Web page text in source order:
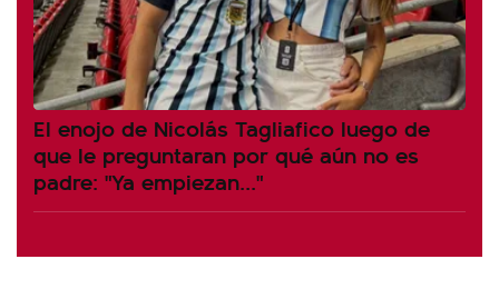
El enojo de Nicolás Tagliafico luego de
que le preguntaran por qué aún no es
padre: "Ya empiezan..."